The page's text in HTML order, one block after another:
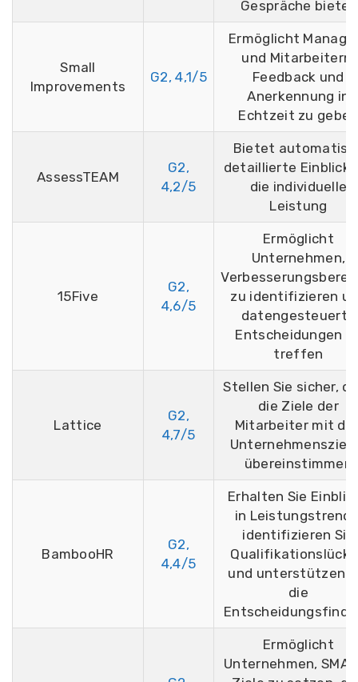
Gespräche bietet
Small
Improvements
G2, 4,1/5
Ermöglicht
und Mitarbeitern,
Feedback und
Anerkennung in
Echtzeit zu geben
AssessTEAM
G2,
4,2/5
Bietet
detaillierte
die individuelle
Leistung
15Five
G2,
4,6/5
Ermöglicht
Unternehmen,
zu identifizieren
datengesteuerte
Entscheidungen
treffen
Lattice
G2,
4,7/5
Stellen Sie sicher,
die Ziele der
Mitarbeiter mit
übereinstimmen
BambooHR
G2,
4,4/5
Erhalten Sie
in
identifizieren Sie
und unterstützen
die
Ermöglicht
Unternehmen,